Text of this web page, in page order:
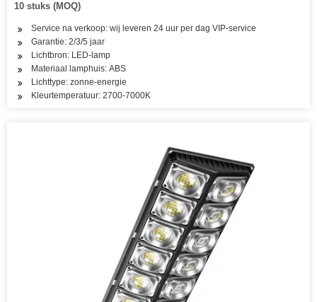
10 stuks (MOQ)
Service na verkoop: wij leveren 24 uur per dag VIP-service
Garantie: 2/3/5 jaar
Lichtbron: LED-lamp
Materiaal lamphuis: ABS
Lichttype: zonne-energie
Kleurtemperatuur: 2700-7000K